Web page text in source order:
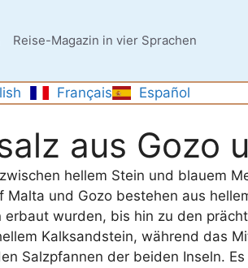
Reise-Magazin in vier Sprachen
Français Español
aus Gozo
hellem Stein und blauem
Malta und Gozo bestehen aus
erbaut wurden, bis hin zu den
Kalksandstein, während das
Salzpfannen der beiden Inseln.